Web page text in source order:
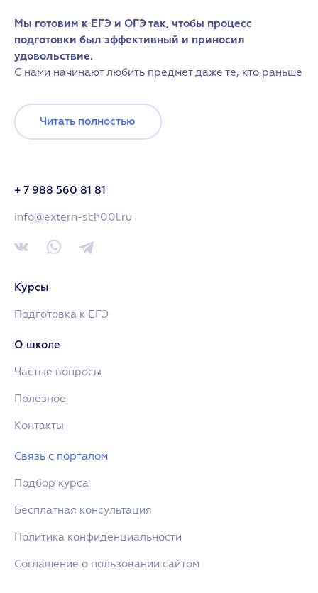
Мы готовим к ЕГЭ и ОГЭ так, чтобы процесс
подготовки был эффективный и приносил
удовольствие.
С нами начинают любить предмет даже те, кто раньше
Читать полностью
+ 7 988 560 81 81
info@extern-sch00l.ru
Курсы
Подготовка к ЕГЭ
О школе
Частые вопросы
Полезное
Контакты
Связь с порталом
Подбор курса
Бесплатная консультация
Политика конфиденциальности
Соглашение о пользовании сайтом